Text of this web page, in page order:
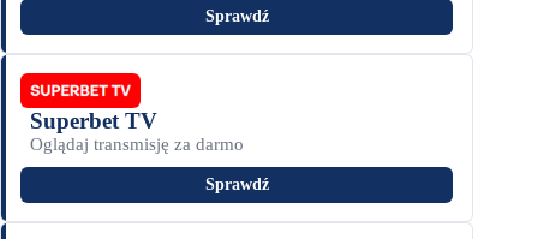
Sprawdź
Superbet TV
Oglądaj transmisję za darmo
Sprawdź